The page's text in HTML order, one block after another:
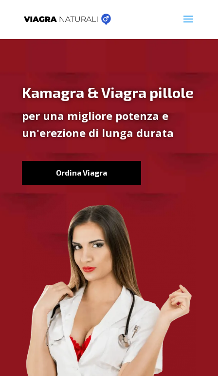
Kamagra & Viagra pillole
per una migliore potenza e
un'erezione di lunga durata
Ordina Viagra